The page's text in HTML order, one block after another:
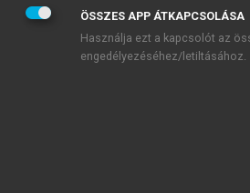
ÖSSZES APP ÁTKAPCSOLÁSA
Használja ezt a kapcsolót az
engedélyezéséhez/letiltásához.